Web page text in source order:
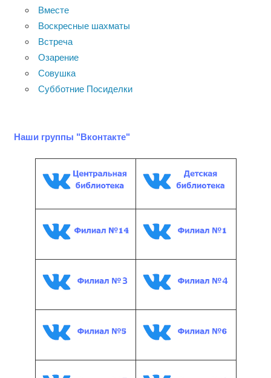
Вместе
Воскресные шахматы
Встреча
Озарение
Совушка
Субботние Посиделки
Наши группы "Вконтакте"